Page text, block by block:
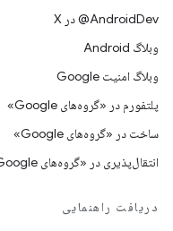
‫‎@AndroidDev در X
وبلاگ Android
وبلاگ امنیت Google
پلتفورم در «گروه‌های Google»
ساخت در «گروه‌های Google»
انتقال‌پذیری در «گروه‌های Google»
دریافت راهنمایی